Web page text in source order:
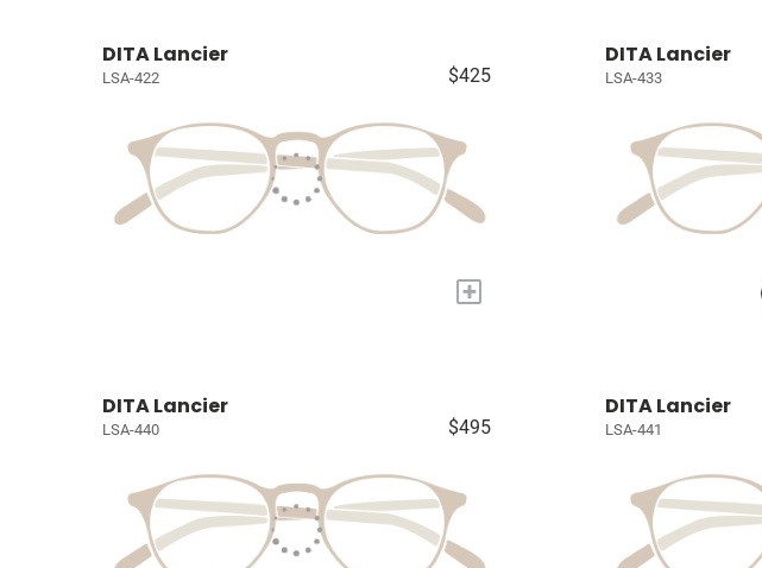
DITA Lancier
LSA-422 $425
+
DITA Lancier
LSA-433
DITA Lancier
LSA-440 $495
DITA Lancier
LSA-441